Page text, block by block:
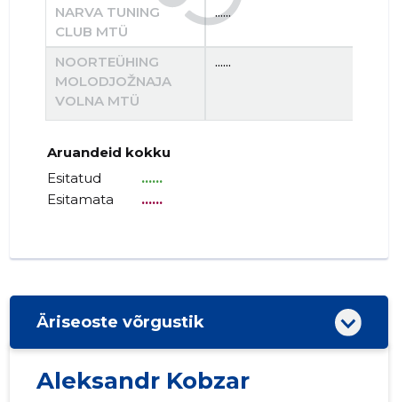
NARVA TUNING
CLUB MTÜ
......
NOORTEÜHING
MOLODJOŽNAJA
VOLNA MTÜ
......
Aruandeid kokku
Esitatud
......
Esitamata
......
Äriseoste võrgustik
Aleksandr Kobzar